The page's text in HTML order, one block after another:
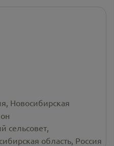
Новосибирская
сельсовет,
область, Россия